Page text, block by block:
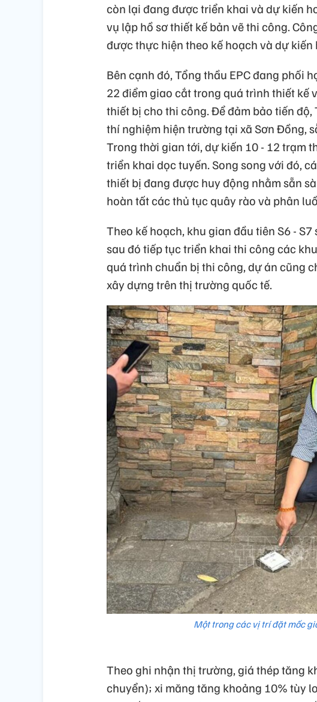
còn lại đang được triển khai và dự kiến
vụ lập hồ sơ thiết kế bản vẽ thi công.
được thực hiện theo kế hoạch và dự
Bên cạnh đó, Tổng thầu EPC đang phối
22 điểm giao cắt trong quá trình thiết
thiết bị cho thi công. Để đảm bảo tiến
thí nghiệm hiện trường tại xã Sơn Đồng,
Trong thời gian tới, dự kiến 10 - 12 trạm
triển khai dọc tuyến. Song song với đó,
thiết bị đang được huy động nhằm sẵn
hoàn tất các thủ tục quây rào và phân
Theo kế hoạch, khu gian đầu tiên S6 -
sau đó tiếp tục triển khai thi công các
quá trình chuẩn bị thi công, dự án cũng
xây dựng trên thị trường quốc tế.
Một trong các vị trí đặt mốc
Theo ghi nhận thị trường, giá thép tăng
chuyển); xi măng tăng khoảng 10% tùy